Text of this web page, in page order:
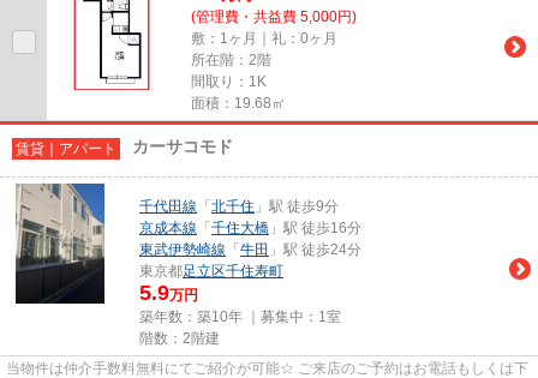
(管理費・共益費 5,000円)
敷：1ヶ月｜礼：0ヶ月
所在階：2階
間取り：1K
面積：19.68㎡
賃貸｜アパート カーサコモド
千代田線 「 北千住 」駅 徒歩9分
京成本線 「 千住大橋 」駅 徒歩16分
東武伊勢崎線 「 牛田 」駅 徒歩24分
東京都足立区千住寿町
5.9万円
築年数：築10年 ｜募集中： 1室
階数：2階建
当物件は仲介手数料無料にてご紹介が可能☆ ご来店のご予約はお電話もしくは下